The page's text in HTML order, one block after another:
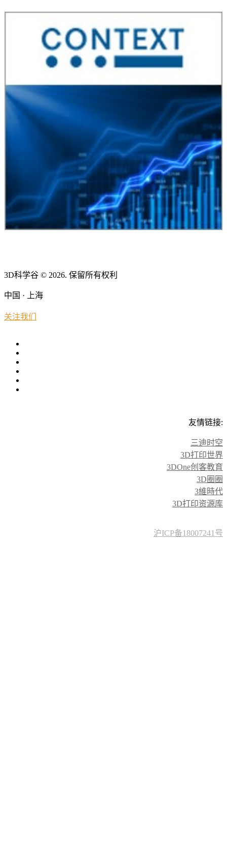
3D科学谷 © 2026. 保留所有权利
中国 · 上海
关注我们
友情链接:
三迪时空
3D打印世界
3DOne创客教育
3D圈圈
3維時代
3D打印资源库
沪ICP备18007241号